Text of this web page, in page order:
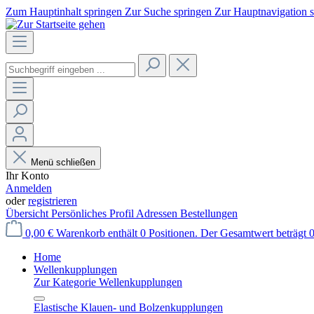
Zum Hauptinhalt springen Zur Suche springen Zur Hauptnavigation
Menü schließen
Ihr Konto
Anmelden
oderregistrieren
Übersicht Persönliches Profil Adressen Bestellungen
0,00 € Warenkorb enthält 0 Positionen. Der Gesamtwert beträgt
Home
Wellenkupplungen
Zur Kategorie Wellenkupplungen
Elastische Klauen- und Bolzenkupplungen